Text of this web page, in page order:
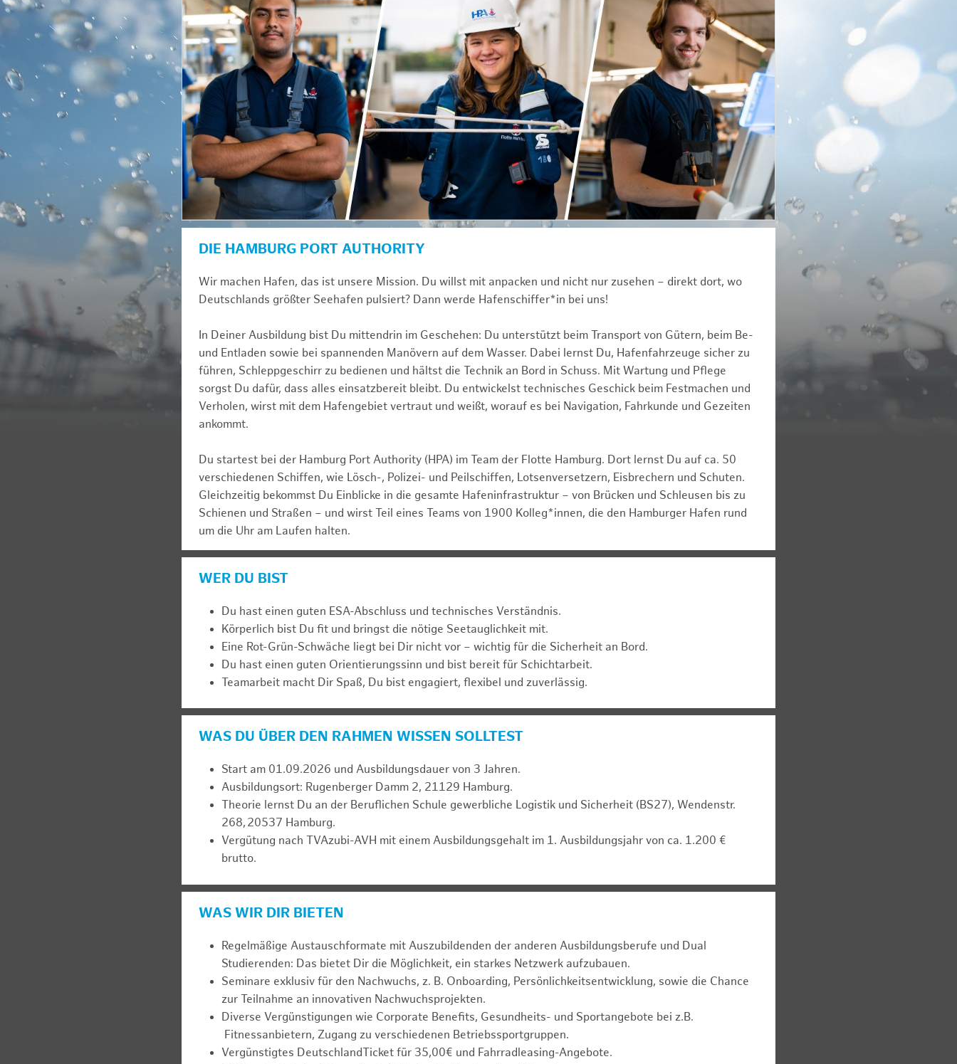
DIE HAMBURG PORT AUTHORITY
Wir machen Hafen, das ist unsere Mission. Du willst mit anpacken und nicht nur zusehen – direkt dort, wo
Deutschlands größter Seehafen pulsiert? Dann werde Hafenschiffer*in bei uns!
In Deiner Ausbildung bist Du mittendrin im Geschehen: Du unterstützt beim Transport von Gütern, beim Be-
und Entladen sowie bei spannenden Manövern auf dem Wasser. Dabei lernst Du, Hafenfahrzeuge sicher zu
führen, Schleppgeschirr zu bedienen und hältst die Technik an Bord in Schuss. Mit Wartung und Pflege
sorgst Du dafür, dass alles einsatzbereit bleibt. Du entwickelst technisches Geschick beim Festmachen und
Verholen, wirst mit dem Hafengebiet vertraut und weißt, worauf es bei Navigation, Fahrkunde und Gezeiten
ankommt.
Du startest bei der Hamburg Port Authority (HPA) im Team der Flotte Hamburg. Dort lernst Du auf ca. 50
verschiedenen Schiffen, wie Lösch-, Polizei- und Peilschiffen, Lotsenversetzern, Eisbrechern und Schuten.
Gleichzeitig bekommst Du Einblicke in die gesamte Hafeninfrastruktur – von Brücken und Schleusen bis zu
Schienen und Straßen – und wirst Teil eines Teams von 1900 Kolleg*innen, die den Hamburger Hafen rund
um die Uhr am Laufen halten.
WER DU BIST
Du hast einen guten ESA-Abschluss und technisches Verständnis.
Körperlich bist Du fit und bringst die nötige Seetauglichkeit mit.
Eine Rot-Grün-Schwäche liegt bei Dir nicht vor – wichtig für die Sicherheit an Bord.
Du hast einen guten Orientierungssinn und bist bereit für Schichtarbeit.
Teamarbeit macht Dir Spaß, Du bist engagiert, flexibel und zuverlässig.
WAS DU ÜBER DEN RAHMEN WISSEN SOLLTEST
Start am 01.09.2026 und Ausbildungsdauer von 3 Jahren.
Ausbildungsort: Rugenberger Damm 2, 21129 Hamburg.
Theorie lernst Du an der Beruflichen Schule gewerbliche Logistik und Sicherheit (BS27), Wendenstr.
268, 20537 Hamburg.
Vergütung nach TVAzubi-AVH mit einem Ausbildungsgehalt im 1. Ausbildungsjahr von ca. 1.200 €
brutto.
WAS WIR DIR BIETEN
Regelmäßige Austauschformate mit Auszubildenden der anderen Ausbildungsberufe und Dual
Studierenden: Das bietet Dir die Möglichkeit, ein starkes Netzwerk aufzubauen.
Seminare exklusiv für den Nachwuchs, z. B. Onboarding, Persönlichkeitsentwicklung, sowie die Chance
zur Teilnahme an innovativen Nachwuchsprojekten.
Diverse Vergünstigungen wie Corporate Benefits, Gesundheits- und Sportangebote bei z.B.
Fitnessanbietern, Zugang zu verschiedenen Betriebssportgruppen.
Vergünstigtes DeutschlandTicket für 35,00€ und Fahrradleasing-Angebote.